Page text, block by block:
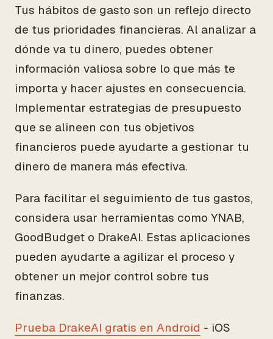
Tus hábitos de gasto son un reflejo directo
de tus prioridades financieras. Al analizar a
dónde va tu dinero, puedes obtener
información valiosa sobre lo que más te
importa y hacer ajustes en consecuencia.
Implementar estrategias de presupuesto
que se alineen con tus objetivos
financieros puede ayudarte a gestionar tu
dinero de manera más efectiva.
Para facilitar el seguimiento de tus gastos,
considera usar herramientas como YNAB,
GoodBudget o DrakeAI. Estas aplicaciones
pueden ayudarte a agilizar el proceso y
obtener un mejor control sobre tus
finanzas.
Prueba DrakeAI gratis en Android - iOS